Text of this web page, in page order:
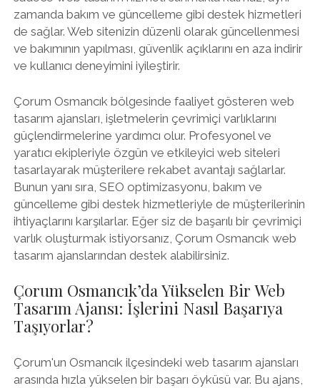
zamanda bakım ve güncelleme gibi destek hizmetleri
de sağlar. Web sitenizin düzenli olarak güncellenmesi
ve bakımının yapılması, güvenlik açıklarını en aza indirir
ve kullanıcı deneyimini iyileştirir.
Çorum Osmancık bölgesinde faaliyet gösteren web
tasarım ajansları, işletmelerin çevrimiçi varlıklarını
güçlendirmelerine yardımcı olur. Profesyonel ve
yaratıcı ekipleriyle özgün ve etkileyici web siteleri
tasarlayarak müşterilere rekabet avantajı sağlarlar.
Bunun yanı sıra, SEO optimizasyonu, bakım ve
güncelleme gibi destek hizmetleriyle de müşterilerinin
ihtiyaçlarını karşılarlar. Eğer siz de başarılı bir çevrimiçi
varlık oluşturmak istiyorsanız, Çorum Osmancık web
tasarım ajanslarından destek alabilirsiniz.
Çorum Osmancık’da Yükselen Bir Web
Tasarım Ajansı: İşlerini Nasıl Başarıya
Taşıyorlar?
Çorum'un Osmancık ilçesindeki web tasarım ajansları
arasında hızla yükselen bir başarı öyküsü var. Bu ajans,